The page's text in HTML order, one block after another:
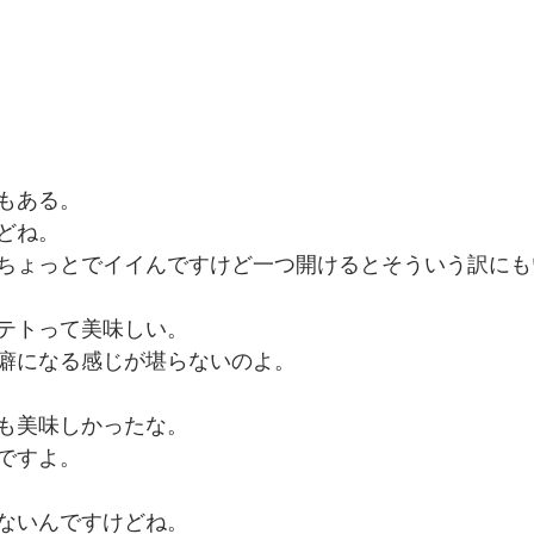
る。
。
ょっとでイイんですけど一つ開けるとそういう訳に
トって美味しい。
になる感じが堪らないのよ。
美味しかったな。
よ。
いんですけどね。